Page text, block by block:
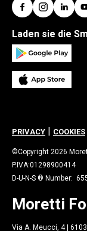
Laden sie die
PRIVACY | COOKIES
©Copyright 2026
P.IVA:01298900414
D-U-N-S ® Number:
Moretti
Via A. Meucci, 4 |